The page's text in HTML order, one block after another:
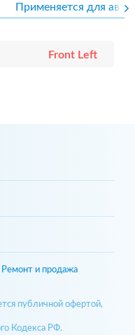
Применяется для авто
Front Left
и продажа
публичной офертой,
Кодекса РФ.